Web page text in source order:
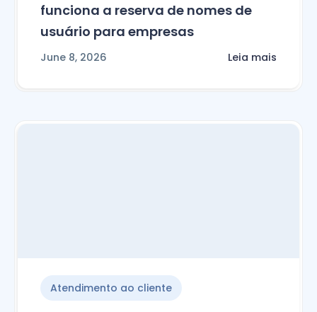
funciona a reserva de nomes de
usuário para empresas
June 8, 2026 Leia mais
Atendimento ao cliente